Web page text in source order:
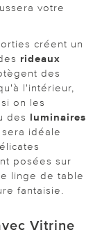
votre
créent un
rideaux
des
l'intérieur,
on les
des luminaires
sera idéale
posées sur
linge de table
fantaisie.
Vitrine